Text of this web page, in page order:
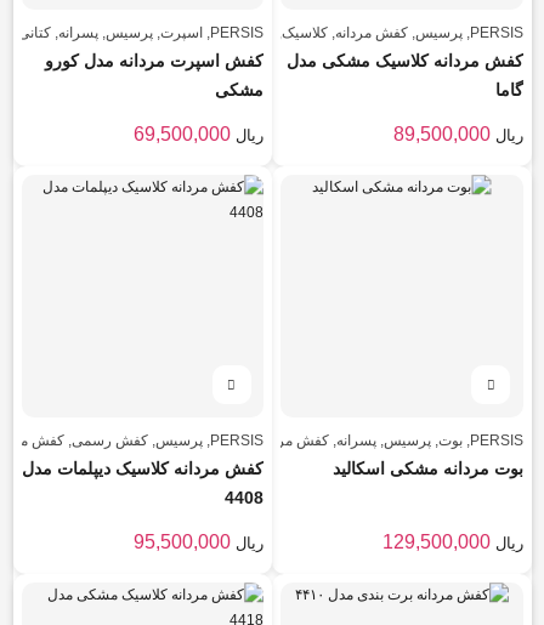
PERSIS
,پرسیس,کفش مردانه,کلاسیک, مردانه
کفش مردانه کلاسیک مشکی مدل
گاما
89,500,000 ریال
PERSIS
, اسپرت, پرسیس, پسرانه, کتانی
کفش اسپرت مردانه مدل کورو
مشکی
69,500,000 ریال
PERSIS
,بوت,پرسیس,پسرانه,کفش مردانه,مردانه
بوت مردانه مشکی اسکالید
129,500,000 ریال
PERSIS
, پرسیس, کفش رسمی, کفش
کفش مردانه کلاسیک دیپلمات مدل
4408
95,500,000 ریال